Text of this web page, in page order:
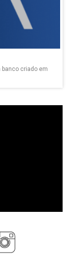
banco criado em